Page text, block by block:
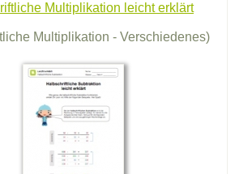
Multiplikation leicht erklärt
Multiplikation - Verschiedenes)